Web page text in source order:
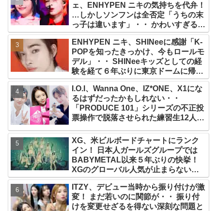
ェ、ENHYPEN ニキの気持ちを代弁！
…しかしソンフンは全否定「うちの末
っ子は違います」・・ かわいすぎる２
人の会話に爆笑
ENHYPEN ニキ、SHINeeに感謝「K-
POPを知ったきっかけ、今もロールモ
デル」・・ SHINeeキッズとしての経
験を経て６年ぶりに東京ドームに帰還
した感想は？
I.O.I、Wanna One、IZ*ONE、X1にな
るはずだったかもしれない・・
「PRODUCE 101」シリーズの不正投
票操作で脱落させられた練習生12人の
XG、米ビルボードチャートにランク
イン！ 日本人ガールズグループでは
BABYMETAL以来５年ぶりの快挙！
XGのグローバル人気が止まらない…
「コーチェラ2025」にも日本人唯一の
出演
ITZY、デビュー当時から振り付けが激
変！ まだ若いのに関節が・・ 振り付
けを変更せざるを得ない深刻な問題と